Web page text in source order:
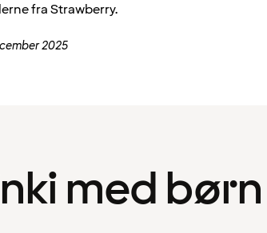
fra Strawberry.
2025
med børn